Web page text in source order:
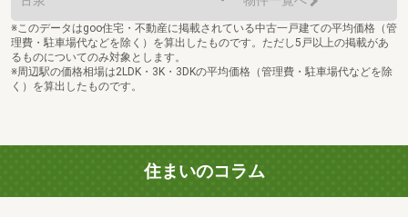
※このデータはgoo住宅・不動産に掲載されている中古一戸建ての平均価格（管
理費・駐車場代などを除く）を算出したものです。ただし5戸以上の掲載があ
るものについてのみ対象とします。
※周辺駅の価格相場は2LDK・3K・3DKの平均価格（管理費・駐車場代などを除
く）を算出したものです。
住まいのコラム